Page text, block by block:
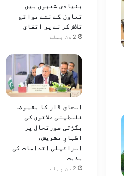
بنیادی شعبوں میں
تعاون کے نئے مواقع
تلاش کرنے پر اتفاق
2 دن پہلے
اسحاق ڈار کا مقبوضہ
فلسطینی علاقوں کی
بگڑتی صورتحال پر
اظہارِ تشویش،
اسرائیلی اقدامات کی
مذمت
2 دن پہلے